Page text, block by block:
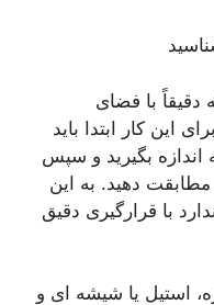
دقیقاً با فضای
این کار ابتدا باید
اندازه بگیرید و سپس
مطابقت دهید. به این
با قرارگیری دقیق
استیل یا شیشه ای و